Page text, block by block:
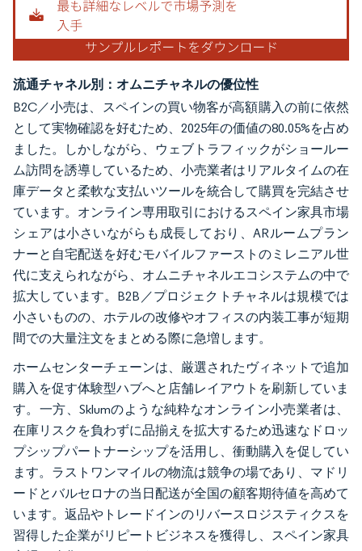
流通チャネル別：オムニチャネルの優位性
B2C／小売は、スペインの買い物客が高額購入の前に依然
として実物確認を好むため、2025年の価値の80.05%を占め
ました。しかしながら、ウェブトラフィックがショールー
ム訪問を誘導しているため、小売業者はリアルタイムの在
庫データと柔軟な支払いツールを統合して購買を完結させ
ています。オンライン専用取引におけるスペイン家具市場
シェアは小さいながらも成長しており、ARルームプラン
ナーと自宅配送を好むモバイルファーストのミレニアル世
代に支えられながら、オムニチャネルエコシステムの中で
拡大しています。B2B／プロジェクトチャネルは規模では
小さいものの、ホテルの改修やオフィスの内装工事が短期
間での大量注文をまとめる際に急増します。
ホームセンターチェーンは、厳選されたヴィネットで追加
購入を促す体験型ハブへと店舗レイアウトを刷新していま
す。一方、Sklumのような純粋なオンライン小売業者は、
在庫リスクを負わずに品揃えを拡大するため迅速なドロッ
プシップパートナーシップを活用し、衝動購入を促してい
ます。ラストワンマイルの物流は競争の場であり、マドリ
ードとバルセロナの当日配送が全国の顧客期待値を高めて
います。返品やトレードインのリバースロジスティクスを
習得した企業がリピートビジネスを獲得し、スペイン家具